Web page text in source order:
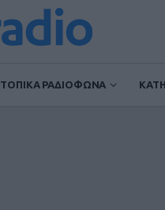
ΤΟΠΙΚΑ ΡΑΔΙΟΦΩΝΑ